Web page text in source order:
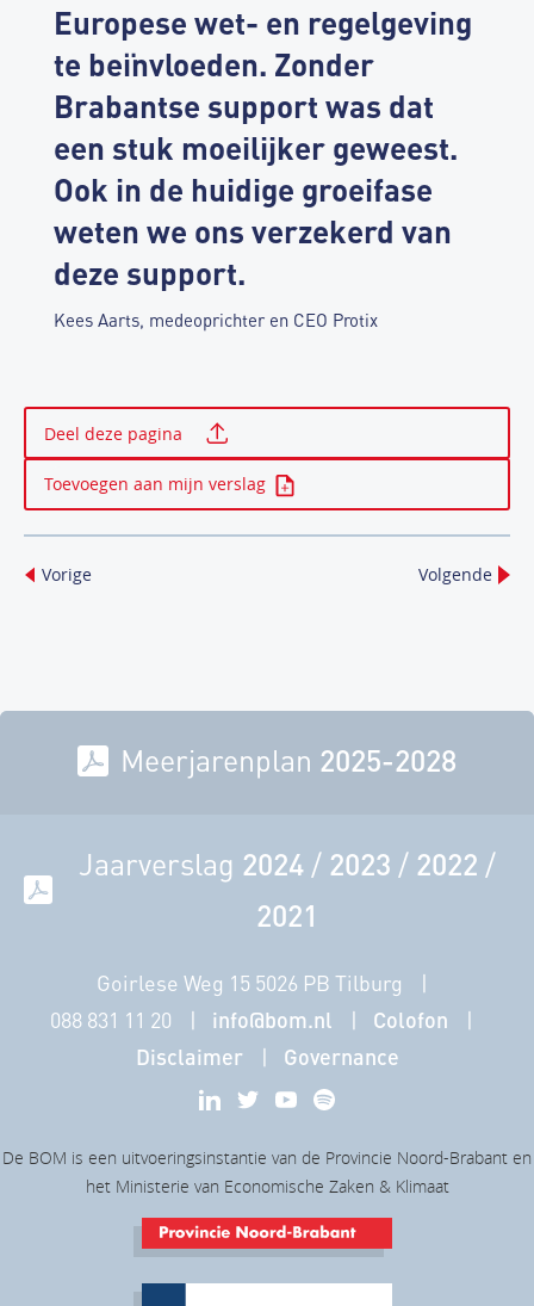
Europese wet- en regelgeving
te beïnvloeden. Zonder
Brabantse support was dat
een stuk moeilijker geweest.
Ook in de huidige groeifase
weten we ons verzekerd van
deze support.
Kees Aarts, medeoprichter en CEO Protix
Deel deze pagina
Toevoegen aan mijn verslag
Vorige Volgende
Meerjarenplan 2025-2028
Jaarverslag 2024/ 2023 / 2022 /
2021
Goirlese Weg 15 5026 PB Tilburg
088 831 11 20
info@bom.nl
Colofon
Disclaimer
Governance
De BOM is een uitvoeringsinstantie van de Provincie Noord-Brabant en
het Ministerie van Economische Zaken & Klimaat